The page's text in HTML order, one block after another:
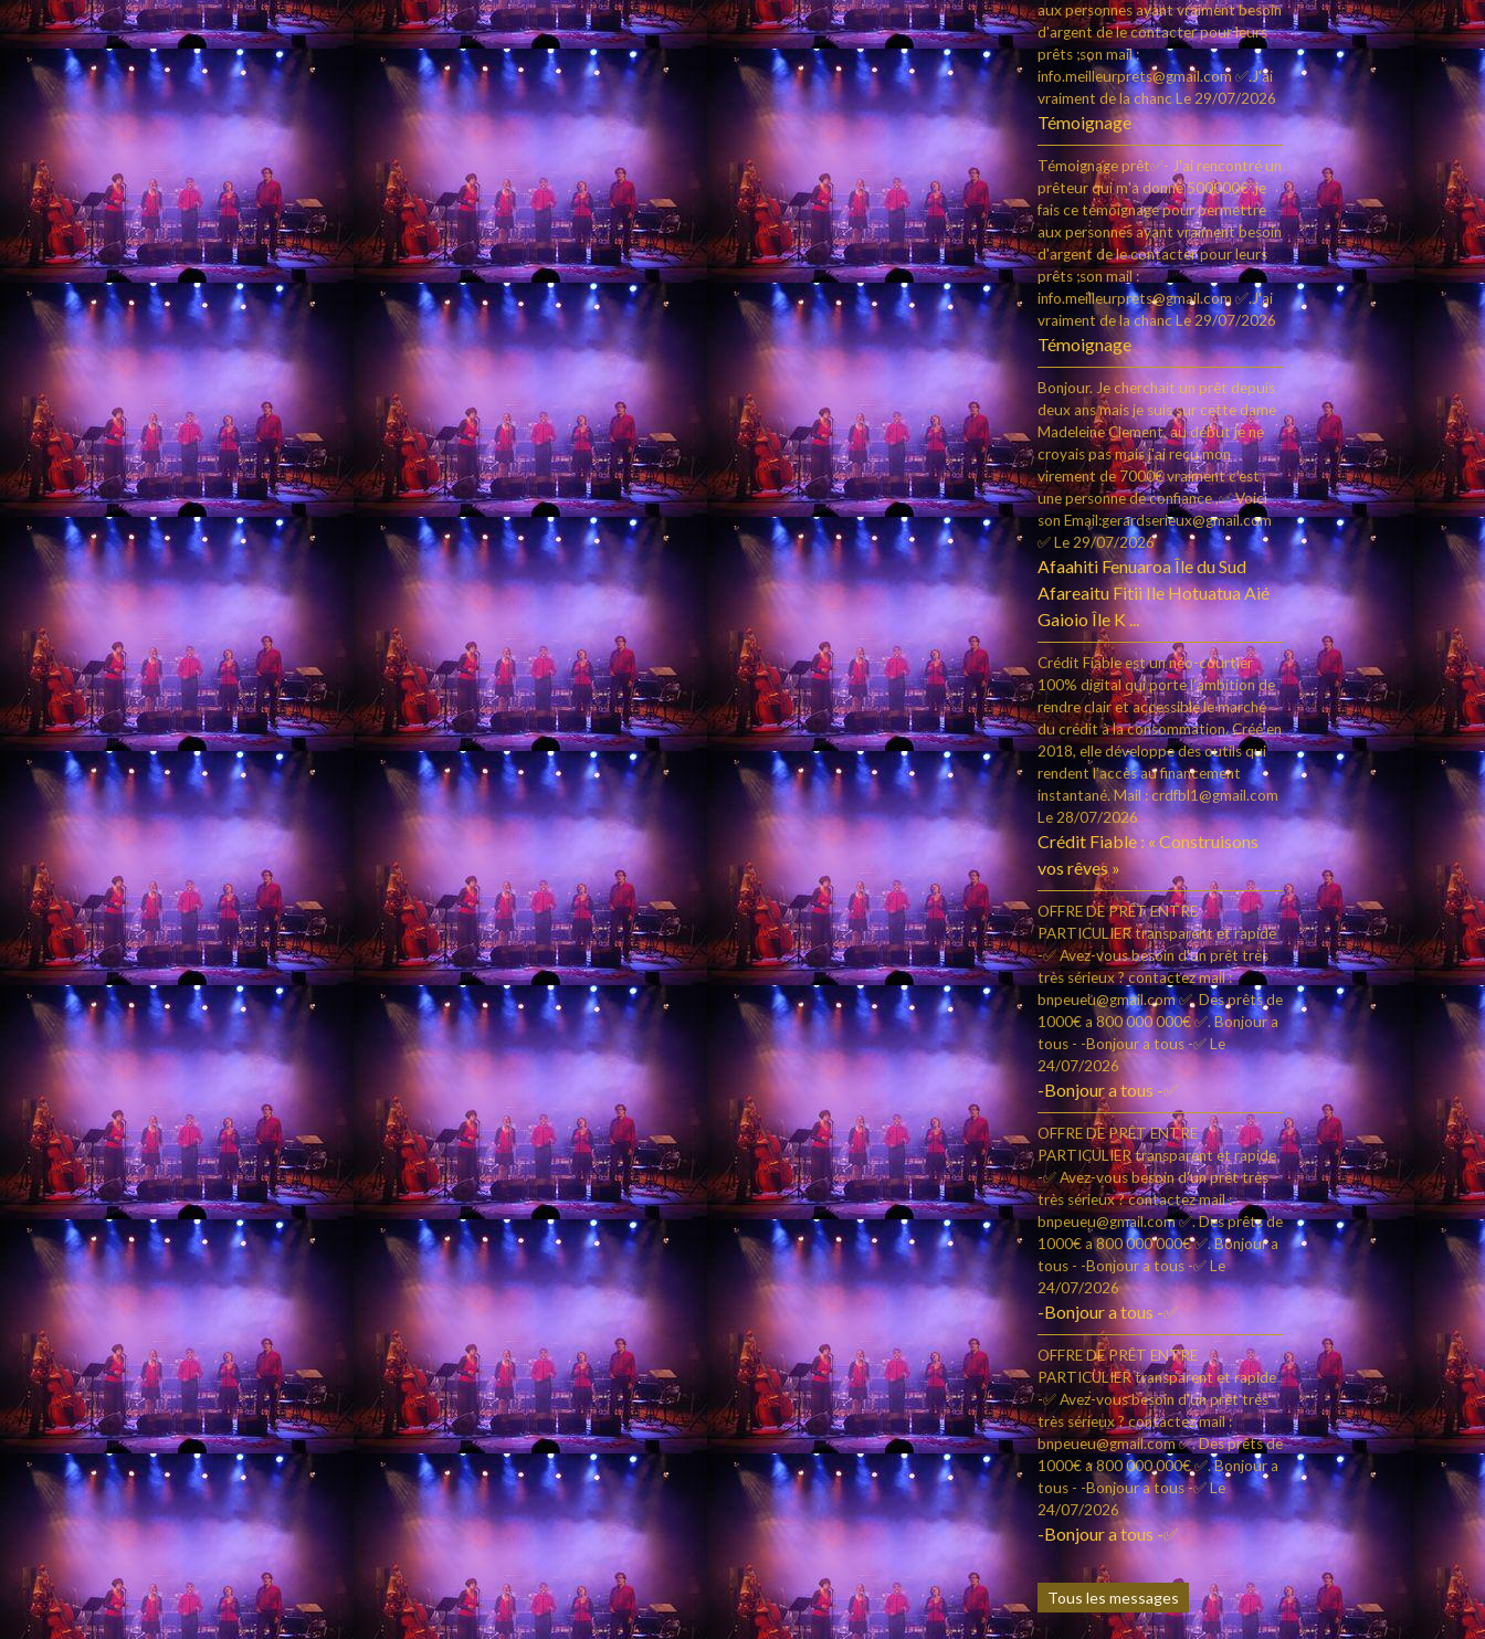
aux personnes ayant vraiment besoin
d'argent de le contacter pour leurs
prêts ;son mail :
info.meilleurprets@gmail.com ✅.J'ai
vraiment de la chanc Le 29/07/2026
Témoignage
Témoignage prêt✅- J'ai rencontré un
prêteur qui m'a donné 500000€ ,je
fais ce témoignage pour permettre
aux personnes ayant vraiment besoin
d'argent de le contacter pour leurs
prêts ;son mail :
info.meilleurprets@gmail.com ✅.J'ai
vraiment de la chancLe 29/07/2026
Témoignage
Bonjour. Je cherchait un prêt depuis
deux ans mais je suis sur cette dame
Madeleine Clement, au début je ne
croyais pas mais j'ai reçu mon
virement de 7000€ vraiment c’est
une personne de confiance ,✅ Voici
son Email:gerardserieux@gmail.com
✅Le 29/07/2026
Afaahiti Fenuaroa Île du Sud
Afareaitu Fitii Ile Hotuatua Aié
Gaioio Île K ...
Crédit Fiable est un néo-courtier
100% digital qui porte l’ambition de
rendre clair et accessible le marché
du crédit à la consommation. Créé en
2018, elle développe des outils qui
rendent l’accès au financement
instantané. Mail : crdfbl1@gmail.com
Le 28/07/2026
Crédit Fiable : « Construisons
vos rêves »
OFFRE DE PRÊT ENTRE
PARTICULIER transparent et rapide
-✅ Avez-vous besoin d'un prêt très
très sérieux ? contactez mail :
bnpeueu@gmail.com ✅. Des prêts de
1000€ a 800 000 000€ ✅. Bonjour a
tous - -Bonjour a tous -✅Le
24/07/2026
-Bonjour a tous -✅
OFFRE DE PRÊT ENTRE
PARTICULIER transparent et rapide
-✅ Avez-vous besoin d'un prêt très
très sérieux ? contactez mail :
bnpeueu@gmail.com ✅. Des prêts de
1000€ a 800 000 000€ ✅. Bonjour a
tous - -Bonjour a tous -✅Le
24/07/2026
-Bonjour a tous -✅
OFFRE DE PRÊT ENTRE
PARTICULIER transparent et rapide
-✅ Avez-vous besoin d'un prêt très
très sérieux ? contactez mail :
bnpeueu@gmail.com ✅. Des prêts de
1000€ a 800 000 000€ ✅. Bonjour a
tous - -Bonjour a tous -✅Le
24/07/2026
-Bonjour a tous -✅
Tous les messages